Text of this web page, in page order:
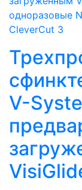
CleverCut 3
V-